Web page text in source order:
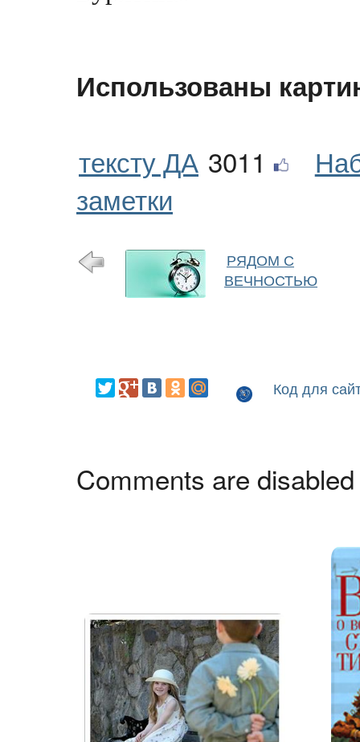
Использованы
тексту ДА 3011
заметки
РЯДОМ С
ВЕЧНОСТЬЮ
Код для
Comments are disabled